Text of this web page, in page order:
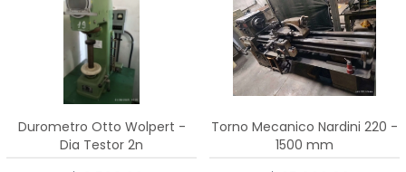
Durometro Otto Wolpert -
Dia Testor 2n
Torno Mecanico Nardini 220 -
1500 mm